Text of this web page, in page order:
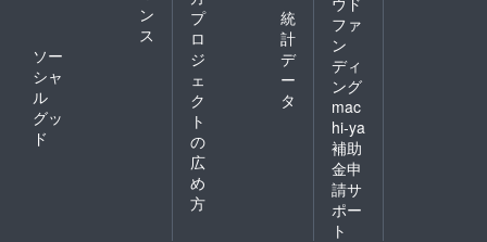
ン
ス
ソー
シャ
ル
グッ
ド
プ
ロ
ジ
ェ
ク
ト
の
広
め
方
統
計
デ
ー
タ
ファ
ン
ディ
ング
mac
hi-ya
補助
金申
請サ
ポー
ト